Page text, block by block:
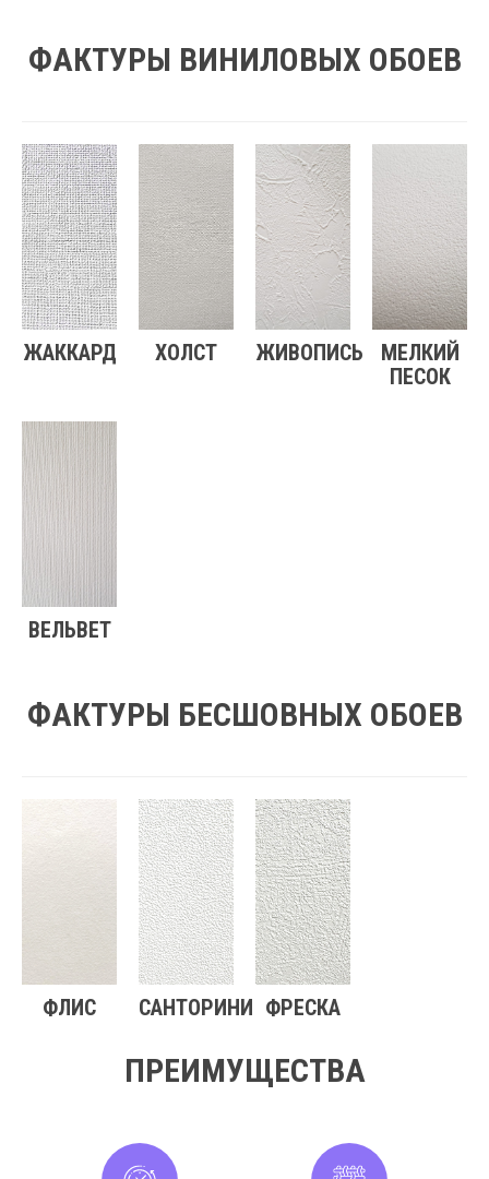
ФАКТУРЫ ВИНИЛОВЫХ ОБОЕВ
ЖАККАРД ХОЛСТ ЖИВОПИСЬ
МЕЛКИЙ
ПЕСОК
ВЕЛЬВЕТ
ФАКТУРЫ БЕСШОВНЫХ ОБОЕВ
ФЛИС САНТОРИНИ ФРЕСКА
ПРЕИМУЩЕСТВА